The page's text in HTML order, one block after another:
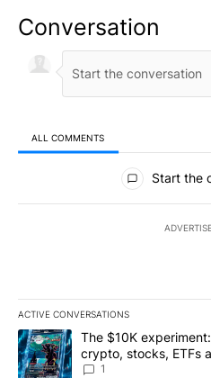
Conversation
ALL COMMENTS
All Comments
Start the
ACTIVE CONVERSATIONS
The following is a list of the
A trending article titled "The
The $10K
crypto, stocks, ETFs
8
1